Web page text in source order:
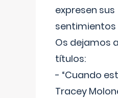
expresen sus
sentimientos
Os dejamos
títulos:
- “Cuando
Tracey